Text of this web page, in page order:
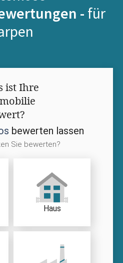
- für
ist Ihre
bewerten lassen
Sie bewerten?
Haus